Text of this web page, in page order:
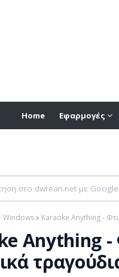
Home Εφαρμογές
Windows Karaoke Anything -
Anything